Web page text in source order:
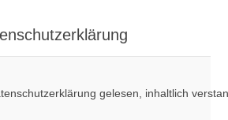
gelesen, inhaltlich